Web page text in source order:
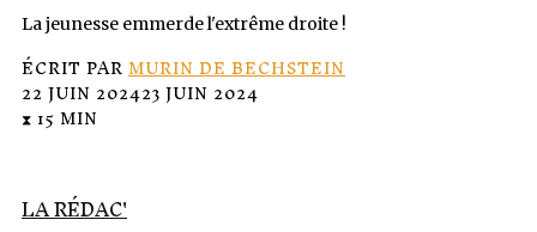
La jeunesse emmerde l'extrême droite !
ÉCRIT PARMURIN DE BECHSTEIN
22 JUIN 202423 JUIN 2024
⧗ 15 MIN
LA RÉDAC'